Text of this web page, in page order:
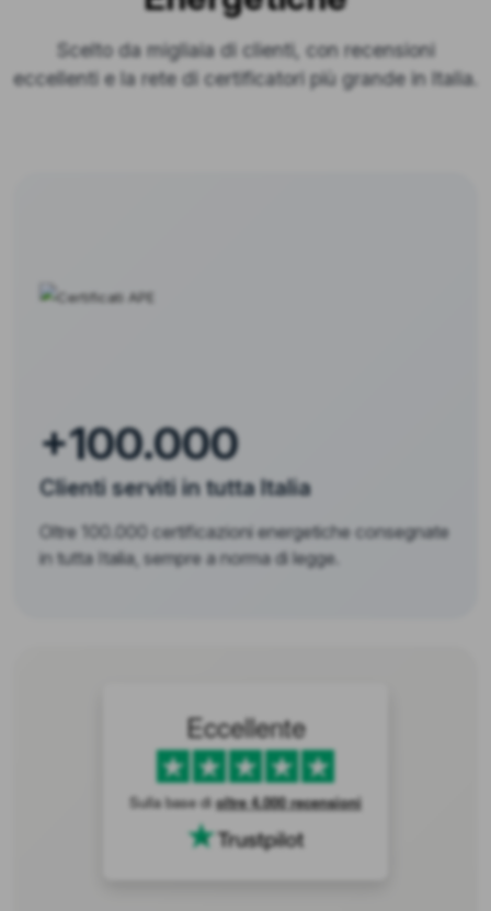
Scelto da migliaia di clienti, con recensioni
eccellenti e la rete di certificatori più grande in Italia.
+100.000
Clienti serviti in tutta Italia
Oltre 100.000 certificazioni energetiche consegnate
in tutta Italia, sempre a norma di legge.
Eccellente
Sulla base dioltre 4.000 recensioni